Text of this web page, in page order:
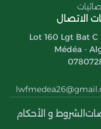
الاتصال
Lot 160 Lgt Bat C
Médéa -
الشروط و الأحكام